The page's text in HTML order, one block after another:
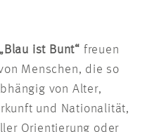
„Blau ist Bunt“ freuen
Menschen, die so
von Alter,
und Nationalität,
Orientierung oder